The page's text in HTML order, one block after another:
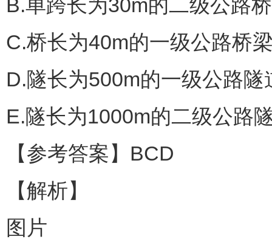
B.单跨长为30m的二级公路
C.桥长为40m的一级公路桥
D.隧长为500m的一级公路隧
E.隧长为1000m的二级公路
【参考答案】BCD
【解析】
图片